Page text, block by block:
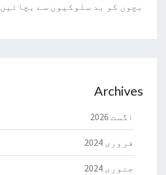
بچوں کو بد سلوکیوں سے بچائیں
Archives
اگست 2026
فروری 2024
جنوری 2024